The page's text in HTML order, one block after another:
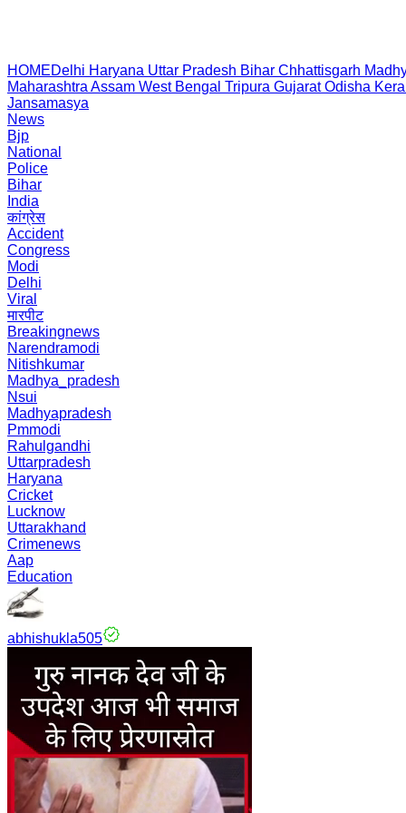
HOMEDelhi Haryana Uttar Pradesh Bihar Chhattisgarh
Maharashtra Assam West Bengal Tripura Gujarat Odisha
Jansamasya
News
Bjp
National
Police
Bihar
India
कांग्रेस
Accident
Congress
Modi
Delhi
Viral
मारपीट
Breakingnews
Narendramodi
Nitishkumar
Madhya_pradesh
Nsui
Madhyapradesh
Pmmodi
Rahulgandhi
Uttarpradesh
Haryana
Cricket
Lucknow
Uttarakhand
Crimenews
Aap
Education
abhishukla505